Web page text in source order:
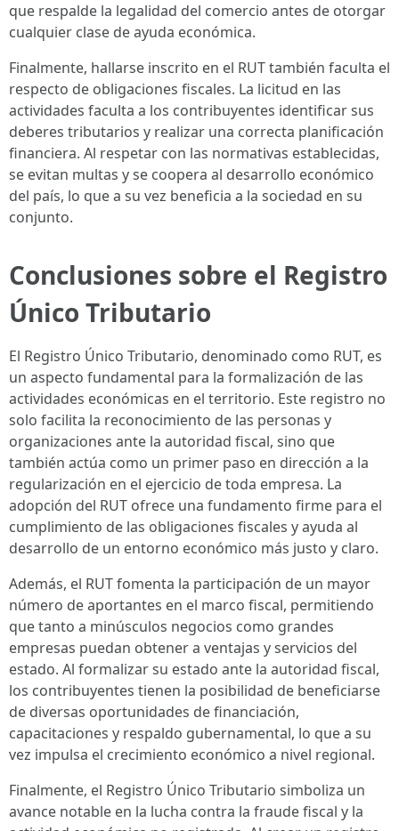
que respalde la legalidad del comercio antes de otorgar
cualquier clase de ayuda económica.
Finalmente, hallarse inscrito en el RUT también faculta el
respecto de obligaciones fiscales. La licitud en las
actividades faculta a los contribuyentes identificar sus
deberes tributarios y realizar una correcta planificación
financiera. Al respetar con las normativas establecidas,
se evitan multas y se coopera al desarrollo económico
del país, lo que a su vez beneficia a la sociedad en su
conjunto.
Conclusiones sobre el Registro
Único Tributario
El Registro Único Tributario, denominado como RUT, es
un aspecto fundamental para la formalización de las
actividades económicas en el territorio. Este registro no
solo facilita la reconocimiento de las personas y
organizaciones ante la autoridad fiscal, sino que
también actúa como un primer paso en dirección a la
regularización en el ejercicio de toda empresa. La
adopción del RUT ofrece una fundamento firme para el
cumplimiento de las obligaciones fiscales y ayuda al
desarrollo de un entorno económico más justo y claro.
Además, el RUT fomenta la participación de un mayor
número de aportantes en el marco fiscal, permitiendo
que tanto a minúsculos negocios como grandes
empresas puedan obtener a ventajas y servicios del
estado. Al formalizar su estado ante la autoridad fiscal,
los contribuyentes tienen la posibilidad de beneficiarse
de diversas oportunidades de financiación,
capacitaciones y respaldo gubernamental, lo que a su
vez impulsa el crecimiento económico a nivel regional.
Finalmente, el Registro Único Tributario simboliza un
avance notable en la lucha contra la fraude fiscal y la